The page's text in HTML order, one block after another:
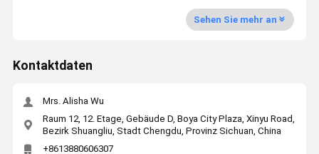
Sehen Sie mehr an
Kontaktdaten
Mrs. Alisha Wu
Raum 12, 12. Etage, Gebäude D, Boya City Plaza, Xinyu Road,
Bezirk Shuangliu, Stadt Chengdu, Provinz Sichuan, China
+8613880606307